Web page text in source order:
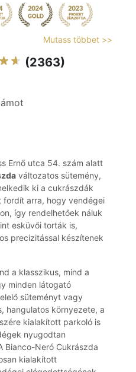
Mutass többet >>
(2363)
Ernő utca 54. szám alatt
változatos sütemény,
ki a cukrászdák
fordít arra, hogy vendégei
így rendelhetőek náluk
esküvői torták is,
precizitással készítenek
a klasszikus, mind a
minden látogató
süteményt vagy
hangulatos környezete, a
kialakított parkoló is
nyugodtan
Bianco-Neró Cukrászda
kialakított